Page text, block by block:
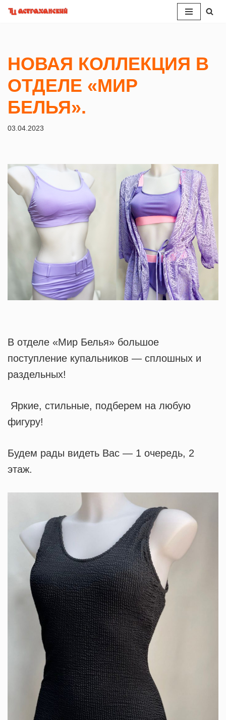
НОВАЯ КОЛЛЕКЦИЯ В
ОТДЕЛЕ «МИР
БЕЛЬЯ».
03.04.2023
В отделе «Мир Белья» большое
поступление купальников — сплошных и
раздельных!
Яркие, стильные, подберем на любую
фигуру!
Будем рады видеть Вас — 1 очередь, 2
этаж.